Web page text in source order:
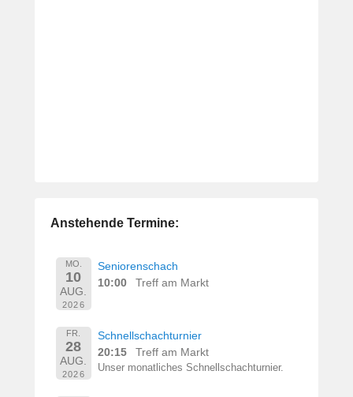
Anstehende Termine:
MO.
10
AUG.
2026
Seniorenschach
10:00
Treff am Markt
FR.
28
AUG.
2026
Schnellschachturnier
20:15
Treff am Markt
Unser monatliches Schnellschachturnier.